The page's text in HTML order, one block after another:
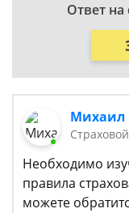
Ответ на
Михаил
Необходимо
правила
можете